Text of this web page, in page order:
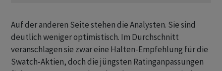
Auf der anderen Seite stehen die Analysten. Sie sind
deutlich weniger optimistisch. Im Durchschnitt
veranschlagen sie zwar eine Halten-Empfehlung für die
Swatch-Aktien, doch die jüngsten Ratinganpassungen